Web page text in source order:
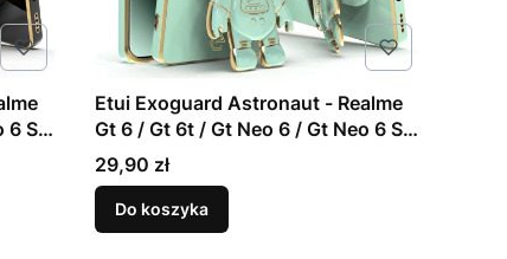
6 Se
Etui Exoguard Astronaut - Realme
Gt 6 / Gt 6t / Gt Neo 6 / Gt Neo 6 Se
- Mint
Cena
29,90 zł
Do koszyka